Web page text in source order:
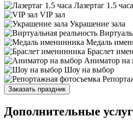
Лазертаг 1.5 часа
VIP зал
Украшение зала
Медаль
Браслет
Аниматор на
Шоу на выбор
Заказать праздник
Дополнительные